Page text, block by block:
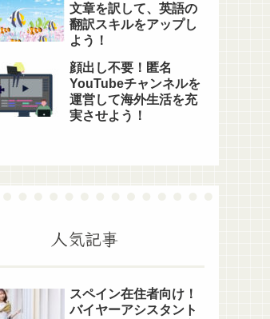
文章を訳して、英語の
翻訳スキルをアップし
よう！
顔出し不要！匿名
YouTubeチャンネルを
運営して海外生活を充
実させよう！
人気記事
スペイン在住者向け！
バイヤーアシスタント